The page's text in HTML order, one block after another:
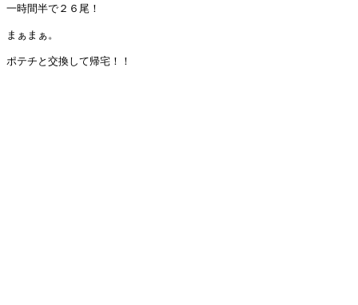
一時間半で２６尾！
まぁまぁ。